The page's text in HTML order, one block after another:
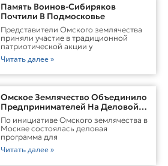
Память Воинов-Сибиряков
Почтили В Подмосковье
Представители Омского землячества
приняли участие в традиционной
патриотической акции у
Читать далее »
Омское Землячество Объединило
Предпринимателей На Деловой
Встрече В Москве
По инициативе Омского землячества в
Москве состоялась деловая
программа для
Читать далее »